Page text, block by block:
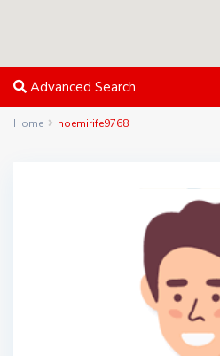
Advanced Search
Home noemirife9768